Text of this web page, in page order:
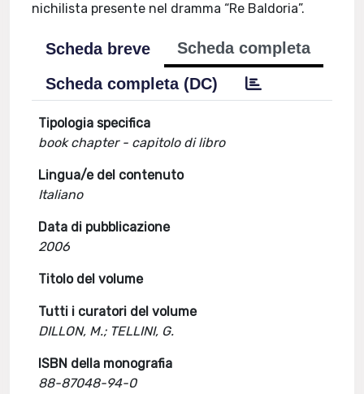
nichilista presente nel dramma “Re Baldoria”.
Scheda breve
Scheda completa
Scheda completa (DC)
Tipologia specifica
book chapter - capitolo di libro
Lingua/e del contenuto
Italiano
Data di pubblicazione
2006
Titolo del volume
Tutti i curatori del volume
DILLON, M.; TELLINI, G.
ISBN della monografia
88-87048-94-0